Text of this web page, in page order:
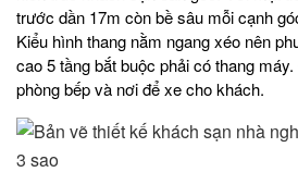
trước dần 17m còn bề sâu mỗi cạnh
Kiểu hình thang nằm ngang xéo nên
cao 5 tầng bắt buộc phải có thang
phòng bếp và nơi để xe cho khách.